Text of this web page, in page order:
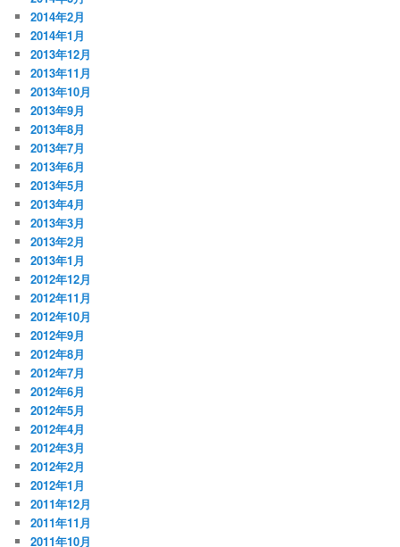
2014年2月
2014年1月
2013年12月
2013年11月
2013年10月
2013年9月
2013年8月
2013年7月
2013年6月
2013年5月
2013年4月
2013年3月
2013年2月
2013年1月
2012年12月
2012年11月
2012年10月
2012年9月
2012年8月
2012年7月
2012年6月
2012年5月
2012年4月
2012年3月
2012年2月
2012年1月
2011年12月
2011年11月
2011年10月